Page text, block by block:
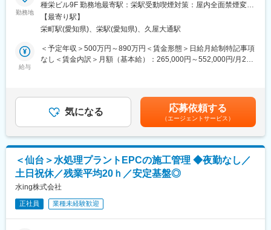
現場管理だけではなく、日々お客様とやり取りしながら工事の積
算から計画、人員手配、予算を管理し工事を実現するのが施工管
理の役割であり、裁量の大きな仕事です。当社が得意とする定期
にもなる工事関係者を束ねながら、数億～数十億円のプロジェク
トを遂行します。多くの仲間と力を合わせて仕事をやり遂げた際
■就業環境：
全社的にガイドラインを制定し、時間外労働の削減・休日休暇の
取得を推進しております。
全社平均残業時間
2023年度（月15.4時間）
2024年度（月14.4時間）
※担当工事によって繁閑の差があるため、あくまで参考数値になり
ます。
■業務内容
新設工事の現場における施工管理業務を担当します。水処理設備
の機械・電気工事がメインとなります。
■業務詳細
・仮設計画の作成
※施工図などの図面作成は行いません。
半年～１年、長くて２～３年です。
現場までの通勤が難しい場合には、半年～1年の長期出張となりま
す。
＊担当案件数（規模や期間により件数は変動します）
大規模案件：年間1件程度
小中規模案件：年間1件～15件程度。
勤務地
種栄ビル9F 勤務地最寄駅：栄駅受動喫煙対策：屋内全面禁煙変更
の範囲：会社の定める事業所（リモートワーク含む）
【最寄り駅】
栄町駅(愛知県)、栄駅(愛知県)、久屋大通駅
給与
＜予定年収＞500万円～890万円＜賃金形態＞日給月給制特記事項
なし＜賃金内訳＞月額（基本給）：265,000円～552,000円/月20
（企業業績により加算）賃金はあくまでも目安の金額であり、選
考を通じて上下する可能性があります。月給(月額)は固定手当を含
めた表記です。
気になる 応募依頼する
（エージェントサービス）
＜仙台＞水処理プラントEPCの施工管理 ◆夜勤なし／
土日祝休／残業平均20ｈ／安定基盤◎
水ing株式会社
正社員 業種未経験歓迎